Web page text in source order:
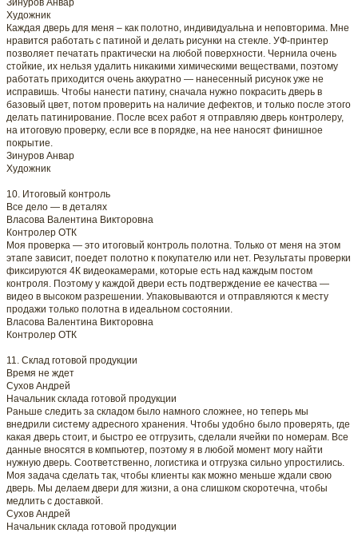
Художник
Каждая дверь для меня – как полотно, индивидуальна и неповторима. Мне
нравится работать с патиной и делать рисунки на стекле. УФ-принтер
позволяет печатать практически на любой поверхности. Чернила очень
стойкие, их нельзя удалить никакими химическими веществами, поэтому
работать приходится очень аккуратно — нанесенный рисунок уже не
исправишь. Чтобы нанести патину, сначала нужно покрасить дверь в
базовый цвет, потом проверить на наличие дефектов, и только после этого
делать патинирование. После всех работ я отправляю дверь контролеру,
на итоговую проверку, если все в порядке, на нее наносят финишное
покрытие.
Зинуров Анвар
Художник
10. Итоговый контроль
Все дело — в деталях
Власова Валентина Викторовна
Контролер ОТК
Моя проверка — это итоговый контроль полотна. Только от меня на этом
этапе зависит, поедет полотно к покупателю или нет. Результаты проверки
фиксируются 4К видеокамерами, которые есть над каждым постом
контроля. Поэтому у каждой двери есть подтверждение ее качества —
видео в высоком разрешении. Упаковываются и отправляются к месту
продажи только полотна в идеальном состоянии.
Власова Валентина Викторовна
Контролер ОТК
11. Склад готовой продукции
Время не ждет
Сухов Андрей
Начальник склада готовой продукции
Раньше следить за складом было намного сложнее, но теперь мы
внедрили систему адресного хранения. Чтобы удобно было проверять, где
какая дверь стоит, и быстро ее отгрузить, сделали ячейки по номерам. Все
данные вносятся в компьютер, поэтому я в любой момент могу найти
нужную дверь. Соответственно, логистика и отгрузка сильно упростились.
Моя задача сделать так, чтобы клиенты как можно меньше ждали свою
дверь. Мы делаем двери для жизни, а она слишком скоротечна, чтобы
медлить с доставкой.
Сухов Андрей
Начальник склада готовой продукции